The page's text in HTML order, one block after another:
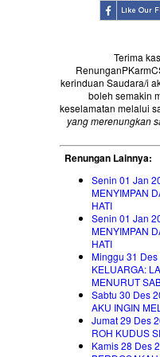
Terima
kerinduan Saudara/i
boleh semakin
keselamatan melalui
yang merenungkan
Renungan Lainnya:
Senin 01 Jan
MENYIMPAN
HATI
Senin 01 Jan
MENYIMPAN
HATI
Minggu 31 Des
KELUARGA:
MENURUT
Sabtu 30 Des
AKU INGIN
Jumat 29 Des
ROH KUDUS
Kamis 28 Des